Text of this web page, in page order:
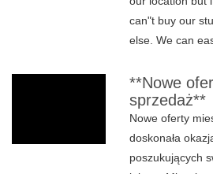
can"t buy our
else. We can
**Nowe
sprzedaż**
Nowe oferty
doskonała
poszukujących